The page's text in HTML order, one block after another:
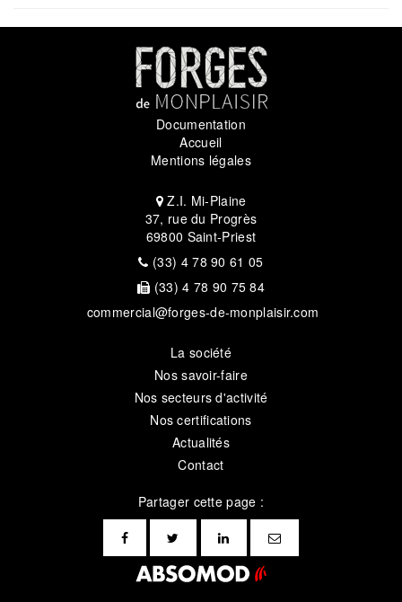
Documentation
Accueil
Mentions légales
Z.I. Mi-Plaine
37, rue du Progrès
69800 Saint-Priest
(33) 4 78 90 61 05
(33) 4 78 90 75 84
commercial@forges-de-monplaisir.com
La société
Nos savoir-faire
Nos secteurs d'activité
Nos certifications
Actualités
Contact
Partager cette page :